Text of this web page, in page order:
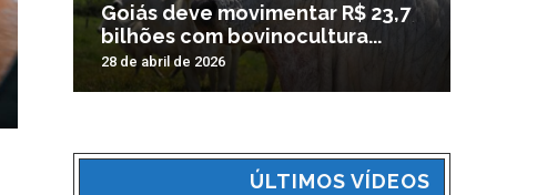
Goiás deve movimentar R$ 23,7
bilhões com bovinocultura...
28 de abril de 2026
ÚLTIMOS VÍDEOS